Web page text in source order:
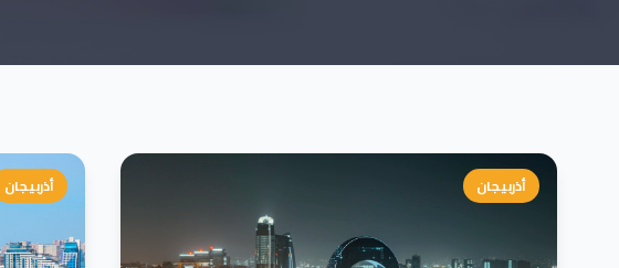
أذربيجان أذربيجان